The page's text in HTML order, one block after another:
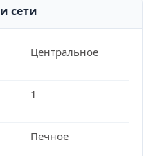
сети
Центральное
1
Печное